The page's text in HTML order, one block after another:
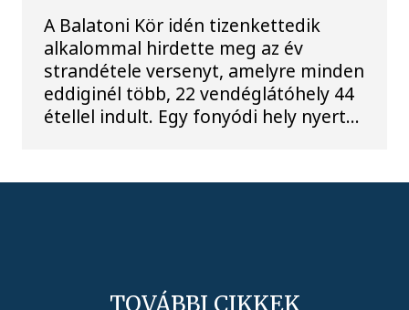
A Balatoni Kör idén tizenkettedik
alkalommal hirdette meg az év
strandétele versenyt, amelyre minden
eddiginél több, 22 vendéglátóhely 44
étellel indult. Egy fonyódi hely nyert...